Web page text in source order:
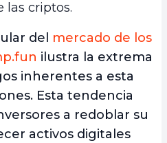
las criptos.
del mercado de los
ilustra la extrema
inherentes a esta
Esta tendencia
a redoblar su
activos digitales